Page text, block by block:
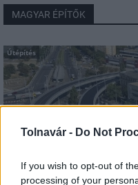
Tolnavár - Do Not
If you wish to opt-out of
processing of your
MAGYAR ÉPÍTŐK
Útépítés